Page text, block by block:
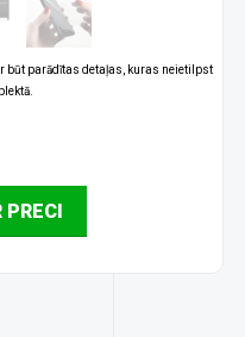
būt parādītas detaļas, kuras neietilpst